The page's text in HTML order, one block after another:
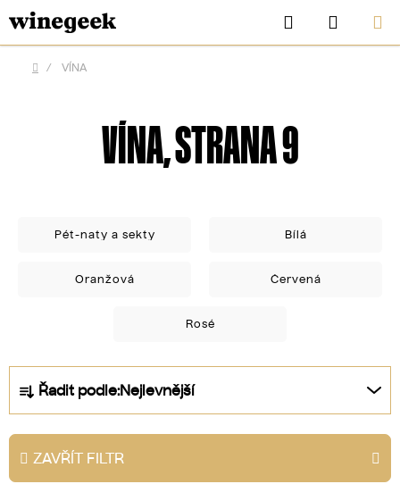
Přejít
na
obsah
Hledat
KOŠÍK
Domů
/ VÍNA
VÍNA, STRANA 9
Pét-naty a sekty Bílá
Oranžová Červená
Rosé
a
z
e
n
Řadit podle:Nejlevnější
ZAVŘÍT FILTR